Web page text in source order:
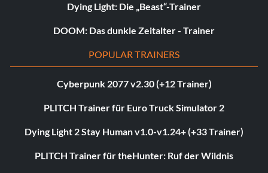
Dying Light: Die „Beast“-Trainer
DOOM: Das dunkle Zeitalter - Trainer
POPULAR TRAINERS
Cyberpunk 2077 v2.30 (+12 Trainer)
PLITCH Trainer für Euro Truck Simulator 2
Dying Light 2 Stay Human v1.0-v1.24+ (+33 Trainer)
PLITCH Trainer für theHunter: Ruf der Wildnis